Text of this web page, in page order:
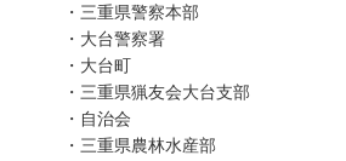
・三重県警察本部
・大台警察署
・大台町
・三重県猟友会大台支部
・自治会
・三重県農林水産部